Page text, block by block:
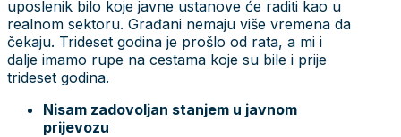
uposlenik bilo koje javne ustanove će raditi kao u
realnom sektoru. Građani nemaju više vremena da
čekaju. Trideset godina je prošlo od rata, a mi i
dalje imamo rupe na cestama koje su bile i prije
trideset godina.
Nisam zadovoljan stanjem u javnom
prijevozu